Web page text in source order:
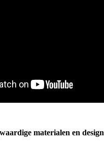
materialen en design